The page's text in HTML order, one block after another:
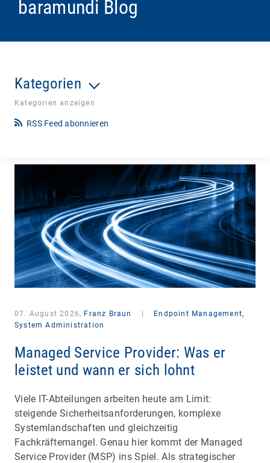
baramundi Blog
Kategorien
Kategorien anzeigen
RSS Feed abonnieren
07. August 2026, Franz Braun
Endpoint Management,
System Administration
Managed Service Provider: Was er
leistet und wann er sich lohnt
Viele IT-Abteilungen arbeiten heute am Limit:
steigende Sicherheitsanforderungen, komplexe
Systemlandschaften und gleichzeitig
Fachkräftemangel. Genau hier kommt der Managed
Service Provider (MSP) ins Spiel. Als strategischer